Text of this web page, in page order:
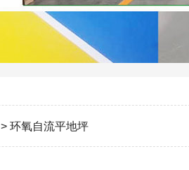
> 环氧自流平地坪